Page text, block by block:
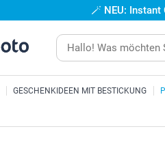
🪄 NEU:
GESCHENKIDEEN MIT BESTICKUNG